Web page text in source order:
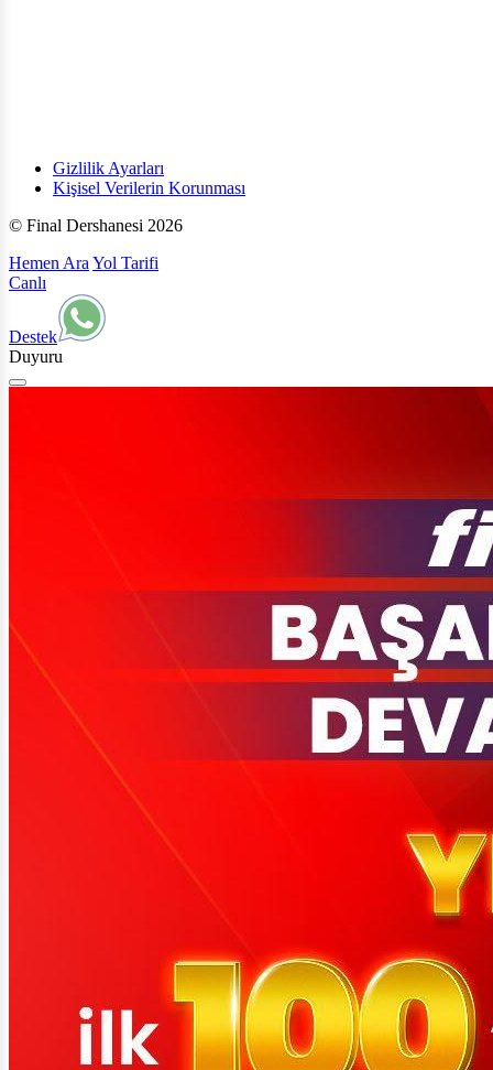
Gizlilik Ayarları
Kişisel Verilerin Korunması
© Final Dershanesi 2026
Hemen Ara Yol Tarifi
Canlı
Destek
Duyuru